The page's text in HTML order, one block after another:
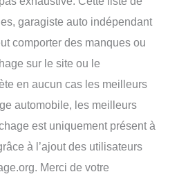
garagiste auto indépendant
comporter des manques ou
sur le site ou le
en aucun cas les meilleurs
automobile, les meilleurs
est uniquement présent à
à l’ajout des utilisateurs
Merci de votre